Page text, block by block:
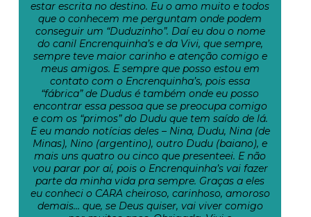
estar escrita no destino. Eu o amo muito e todos
que o conhecem me perguntam onde podem
conseguir um “Duduzinho”. Daí eu dou o nome
do canil Encrenquinha’s e da Vivi, que sempre,
sempre teve maior carinho e atenção comigo e
meus amigos. E sempre que posso estou em
contato com o Encrenquinha’s, pois essa
“fábrica” de Dudus é também onde eu posso
encontrar essa pessoa que se preocupa comigo
e com os “primos” do Dudu que tem saído de lá.
E eu mando notícias deles – Nina, Dudu, Nina (de
Minas), Nino (argentino), outro Dudu (baiano), e
mais uns quatro ou cinco que presenteei. E não
vou parar por aí, pois o Encrenquinha’s vai fazer
parte da minha vida pra sempre. Graças a eles
eu conheci o CARA cheiroso, carinhoso, amoroso
demais… que, se Deus quiser, vai viver comigo